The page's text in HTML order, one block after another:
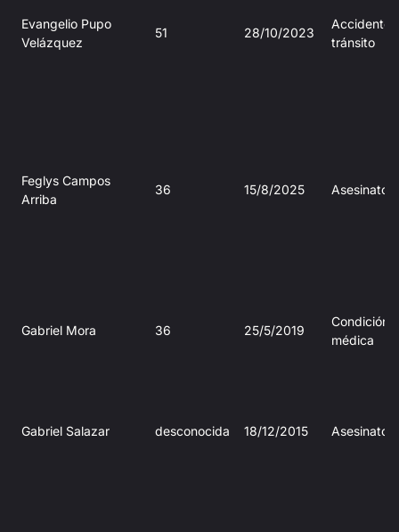
Evangelio Pupo
Velázquez
51 28/10/2023
Accidente
tránsito
Feglys Campos
Arriba
36 15/8/2025 Asesinato
Gabriel Mora 36 25/5/2019
Condición
médica
Gabriel Salazar desconocida 18/12/2015 Asesinato